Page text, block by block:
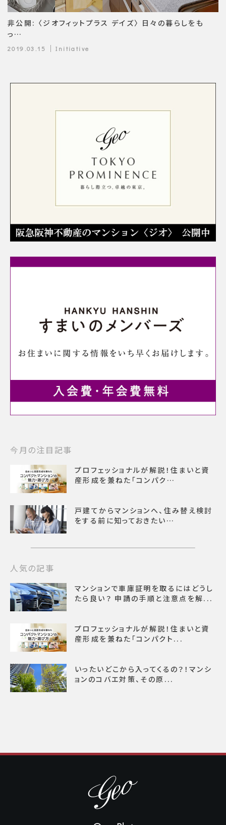
非公開: 〈ジオフィットプラス デイズ〉 日々の暮らしをも
っ…
2019.03.15 Initiative
今月の注目記事
プロフェッショナルが解説！住まいと資
産形成を兼ねた「コンパク…
戸建てからマンションへ、住み替え検討
をする前に知っておきたい…
人気の記事
マンションで車庫証明を取るにはどうし
たら良い？ 申請の手順と注意点を解...
プロフェッショナルが解説！住まいと資
産形成を兼ねた「コンパクト...
いったいどこから入ってくるの？！マンシ
ョンのコバエ対策、その原...